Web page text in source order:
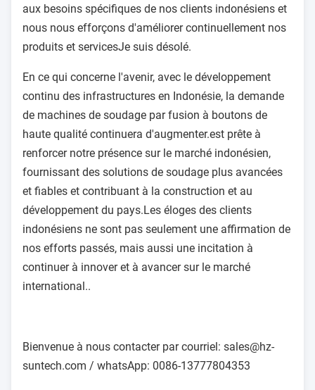
aux besoins spécifiques de nos clients indonésiens et
nous nous efforçons d'améliorer continuellement nos
produits et servicesJe suis désolé.
En ce qui concerne l'avenir, avec le développement
continu des infrastructures en Indonésie, la demande
de machines de soudage par fusion à boutons de
haute qualité continuera d'augmenter.est prête à
renforcer notre présence sur le marché indonésien,
fournissant des solutions de soudage plus avancées
et fiables et contribuant à la construction et au
développement du pays.Les éloges des clients
indonésiens ne sont pas seulement une affirmation de
nos efforts passés, mais aussi une incitation à
continuer à innover et à avancer sur le marché
international..
Bienvenue à nous contacter par courriel: sales@hz-
suntech.com / whatsApp: 0086-13777804353